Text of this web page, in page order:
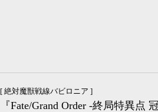
[ 絶対魔獣戦線バビロニア ]
『Fate/Grand Order -終局特異